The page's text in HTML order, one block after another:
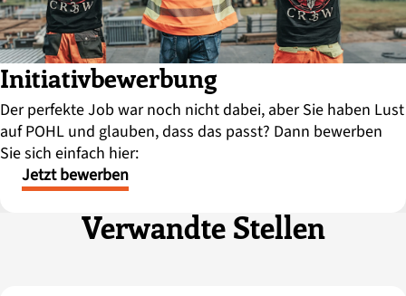
Initiativbewerbung
Der perfekte Job war noch nicht dabei, aber Sie haben Lust
auf POHL und glauben, dass das passt? Dann bewerben
Sie sich einfach hier:
Jetzt bewerben
Verwandte Stellen